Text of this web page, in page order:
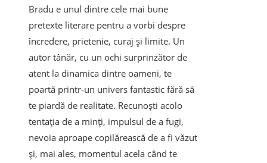
Bradu e unul dintre cele mai bune
pretexte literare pentru a vorbi despre
încredere, prietenie, curaj și limite. Un
autor tânăr, cu un ochi surprinzător de
atent la dinamica dintre oameni, te
poartă printr-un univers fantastic fără să
te piardă de realitate. Recunoști acolo
tentația de a minți, impulsul de a fugi,
nevoia aproape copilărească de a fi văzut
și, mai ales, momentul acela când te